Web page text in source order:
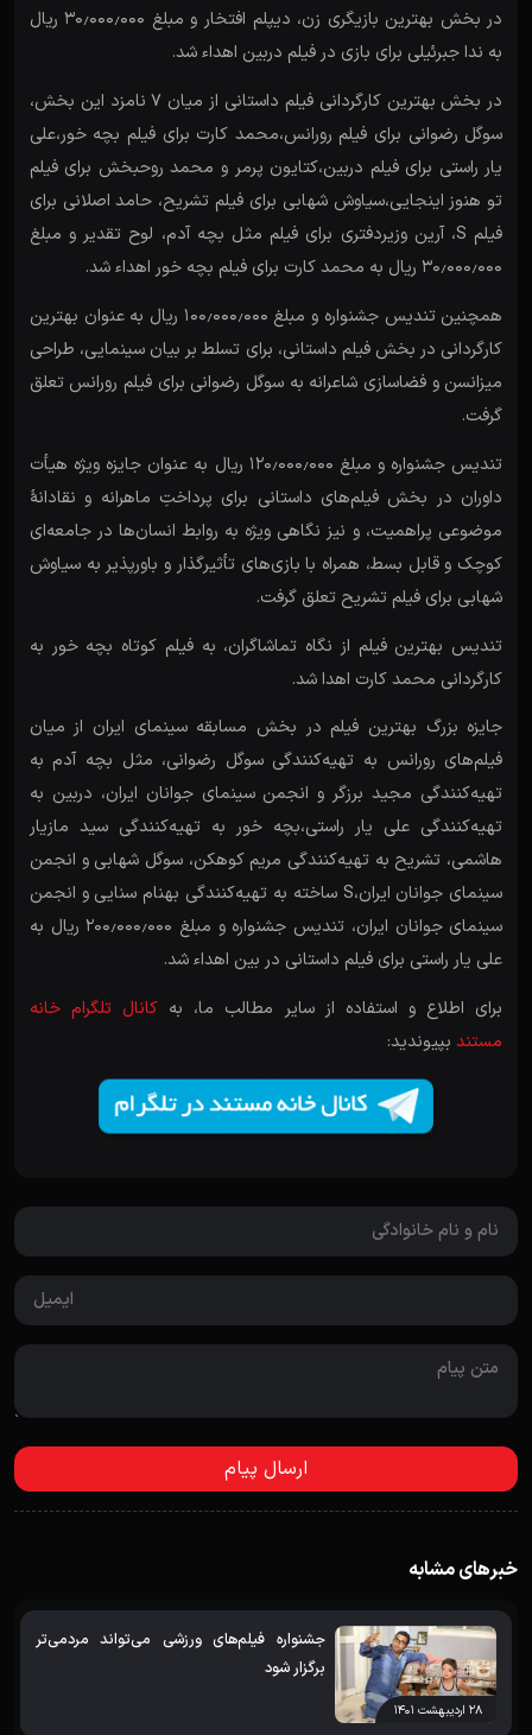
در بخش بهترین بازیگری زن، دیپلم افتخار و مبلغ ۳۰٫۰۰۰٫۰۰۰ ریال
به ندا جبرئیلی برای بازی در فیلم دربین اهداء شد.
در بخش بهترین کارگردانی فیلم داستانی از میان ۷ نامزد این بخش،
سوگل رضوانی برای فیلم رورانس،محمد کارت برای فیلم بچه خور،علی
یار راستی برای فیلم دربین،کتایون پرمر و محمد روحبخش برای فیلم
تو هنوز اینجایی،سیاوش شهابی برای فیلم تشریح، حامد اصلانی برای
فیلم S، آرین وزیردفتری برای فیلم مثل بچه آدم، لوح تقدیر و مبلغ
۳۰٫۰۰۰٫۰۰۰ ریال به محمد کارت برای فیلم بچه خور اهداء شد.
همچنین تندیس جشنواره و مبلغ ۱۰۰٫۰۰۰٫۰۰۰ ریال به عنوان بهترین
کارگردانی در بخش فیلم داستانی، برای تسلط بر بیان سینمایی، طراحی
میزانسن و فضاسازی شاعرانه به سوگل رضوانی برای فیلم رورانس تعلق
گرفت.
تندیس جشنواره و مبلغ ۱۲۰٫۰۰۰٫۰۰۰ ریال به عنوان جایزه ویژه هیأت
داوران در بخش فیلم‌های داستانی برای پرداختِ ماهرانه و نقادانۀ
موضوعی پراهمیت، و نیز نگاهی ویژه به روابط انسان‌ها در جامعه‌ای
کوچک و قابل بسط، همراه با بازی‌های تأثیرگذار و باورپذیر به سیاوش
شهابی برای فیلم تشریح تعلق گرفت.
تندیس بهترین فیلم از نگاه تماشاگران، به فیلم کوتاه بچه خور به
کارگردانی محمد کارت اهدا شد.
جایزه بزرگ بهترین فیلم در بخش مسابقه سینمای ایران از میان
فیلم‌های رورانس به تهیه‌کنندگی سوگل رضوانی، مثل بچه آدم به
تهیه‌کنندگی مجید برزگر و انجمن سینمای جوانان ایران، دربین به
تهیه‌کنندگی علی یار راستی،بچه خور به تهیه‌کنندگی سید مازیار
هاشمی، تشریح به تهیه‌کنندگی مریم کوهکن، سوگل شهابی و انجمن
سینمای جوانان ایران،S ساخته به تهیه‌کنندگی بهنام سنایی و انجمن
سینمای جوانان ایران، تندیس جشنواره و مبلغ ۲۰۰٫۰۰۰٫۰۰۰ ریال به
علی یار راستی برای فیلم داستانی در بین اهداء شد.
برای اطلاع و استفاده از سایر مطالب ما، به کانال تلگرام خانه
مستندبپیوندید:
خبرهای مشابه
۲۸ اردیبهشت ۱۴۰۱
جشنواره فیلم‌های ورزشی می‌تواند مردمی‌تر
برگزار شود